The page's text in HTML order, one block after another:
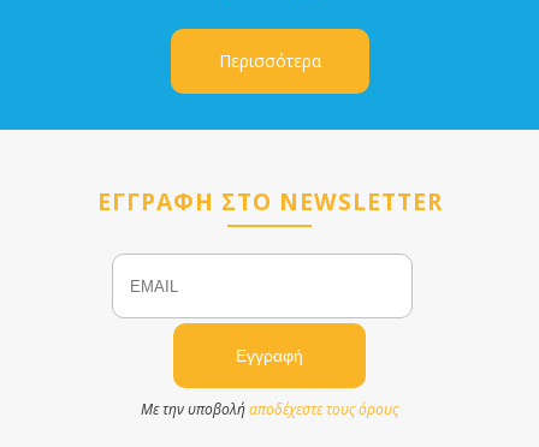
Περισσότερα
ΕΓΓΡΑΦΗ ΣΤΟ NEWSLETTER
Email
Με την υποβολήαποδέχεστε τους όρους